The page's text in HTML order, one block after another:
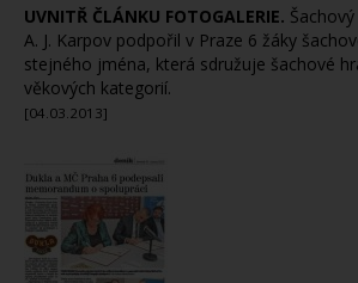
UVNITŘ ČLÁNKU FOTOGALERIE.
A. J. Karpov podpořil v Praze 6 žáky
stejného jména, která sdružuje šachové
věkových kategorií.
[04.03.2013]